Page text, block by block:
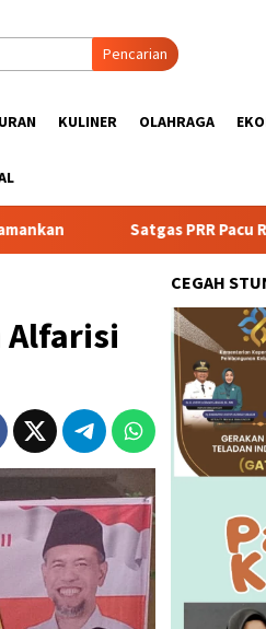
Pencarian
KULINER OLAHRAGA
PRR Pacu Realisasi
Alfarisi
CEGAH